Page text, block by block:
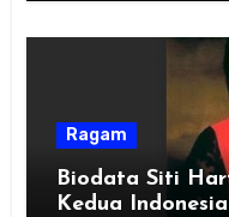
Ragam
Biodata Siti
Kedua Indonesia